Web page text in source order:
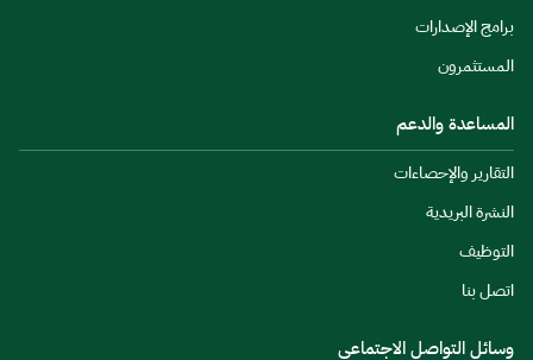
برامج الإصدارات
المستثمرون
المساعدة والدعم
التقارير والإحصاءات
النشرة البريدية
التوظيف
اتصل بنا
وسائل التواصل الاجتماعي